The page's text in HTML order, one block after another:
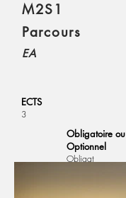
M2S1
Parcours
EA
ECTS
3
Obligatoire ou
Optionnel
Obligat